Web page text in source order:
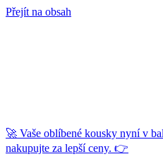
Přejít na obsah
🚀 Vaše oblíbené kousky nyní v
nakupujte za lepší ceny. 👉